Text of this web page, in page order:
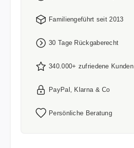
Familiengeführt seit 2013
30 Tage Rückgaberecht
340.000+ zufriedene Kunden
PayPal, Klarna & Co
Persönliche Beratung